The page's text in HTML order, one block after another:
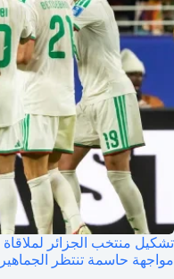
مواجهة حاسمة تنتظر الجماهير